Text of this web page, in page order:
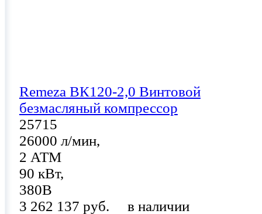
Remeza ВК120-2,0 Винтовой
безмасляный компрессор
25715
26000 л/мин,
2 АТМ
90 кВт,
380В
3 262 137 руб.
в наличии